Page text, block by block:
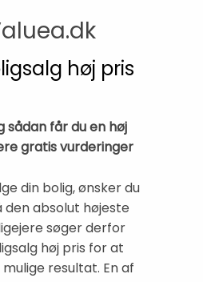
høj pris
sådan får du en høj
gratis vurderinger
din bolig, ønsker du
den absolut højeste
søger derfor
høj pris for at
resultat. En af